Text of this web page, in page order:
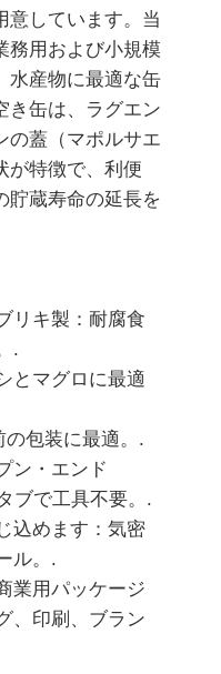
意しています。当
務用および小規模
水産物に最適な缶
き缶は、ラグエン
の蓋（マポルサエ
が特徴で、利便
貯蔵寿命の延長を
リキ製：耐腐食
.
とマグロに最適
の包装に最適。.
ン・エンド
ブで工具不要。.
込めます：気密
ル。.
業用パッケージ
、印刷、ブラン